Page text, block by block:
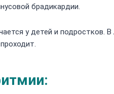
брадикардии.
у детей и подростков.